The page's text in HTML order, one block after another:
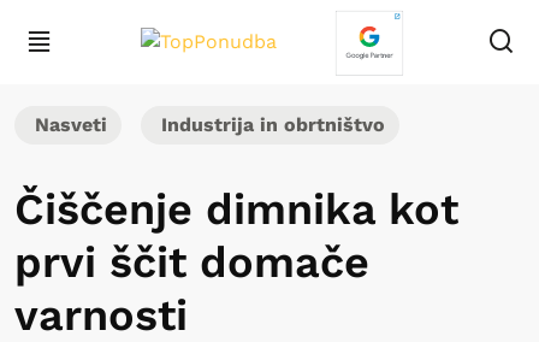
Nasveti Industrija in obrtništvo
Čiščenje dimnika kot
prvi ščit domače
varnosti